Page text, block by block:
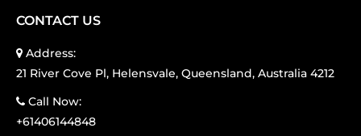
CONTACT US
Address:
21 River Cove Pl, Helensvale, Queensland, Australia 4212
Call Now:
+61406144848